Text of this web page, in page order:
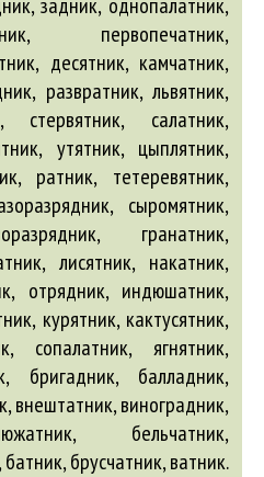
первопечатник,
десятник, камчатник,
развратник, львятник,
стервятник, салатник,
утятник, цыплятник,
ратник, тетеревятник,
сыромятник,
гранатник,
лисятник, накатник,
отрядник, индюшатник,
курятник, кактусятник,
сопалатник, ягнятник,
, бригадник, балладник,
,внештатник,виноградник,
, бельчатник,
,батник,брусчатник,ватник.